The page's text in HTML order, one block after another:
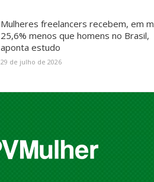
Mulheres freelancers recebem, em
25,6% menos que homens no Brasil,
aponta estudo
29 de julho de 2026